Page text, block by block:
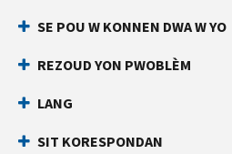
SE POU W KONNEN DWA W YO
REZOUD YON PWOBLÈM
LANG
SIT KORESPONDAN